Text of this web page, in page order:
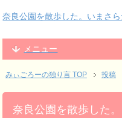
奈良公園を散歩した。いまさら
メニュー
みぃごろーの独り言 TOP 投稿
奈良公園を散歩した